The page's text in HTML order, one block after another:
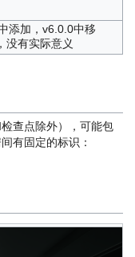
添加，v6.0.0中移
没有实际意义
查点除外），可能包
有固定的标识：